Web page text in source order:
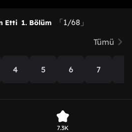
Etti 1. Bölüm
「1/68」
Tümü
4 5 6 7
7.3K